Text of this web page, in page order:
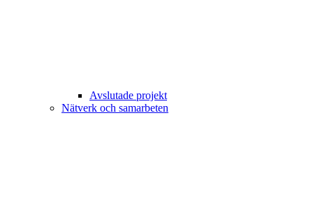
Avslutade projekt
Nätverk och samarbeten